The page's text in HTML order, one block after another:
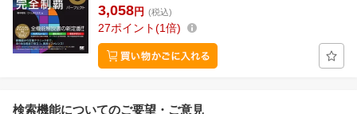
3,058円 (税込)
27ポイント 1倍
検索機能についてのご要望・ご意見